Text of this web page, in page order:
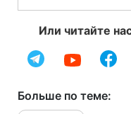
Или читайте
Больше по теме: